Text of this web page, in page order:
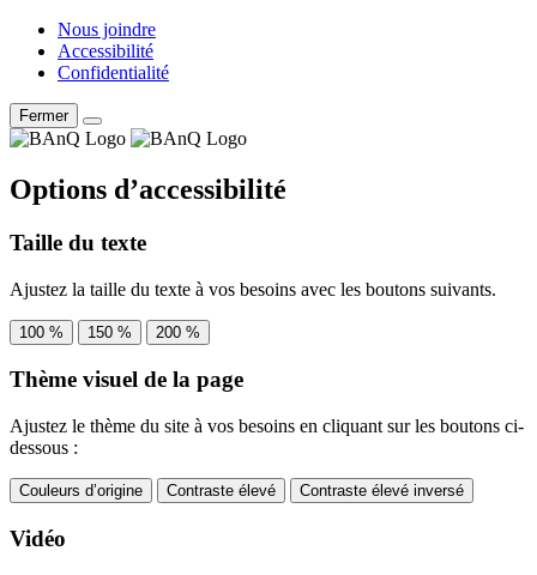
Nous joindre
Accessibilité
Confidentialité
Fermer
Options d’accessibilité
Taille du texte
Ajustez la taille du texte à vos besoins avec les boutons suivants.
100 % 150 % 200 %
Thème visuel de la page
Ajustez le thème du site à vos besoins en cliquant sur les boutons ci-
dessous :
Couleurs d’origine Contraste élevé Contraste élevé inversé
Vidéo